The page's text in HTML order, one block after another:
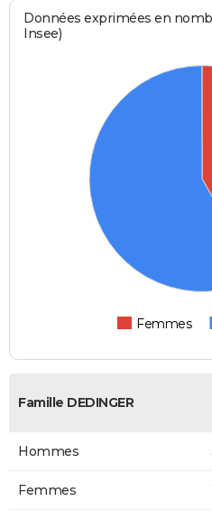
Données exprimées en
Insee)
Femmes
Famille DEDINGER
Hommes
Femmes